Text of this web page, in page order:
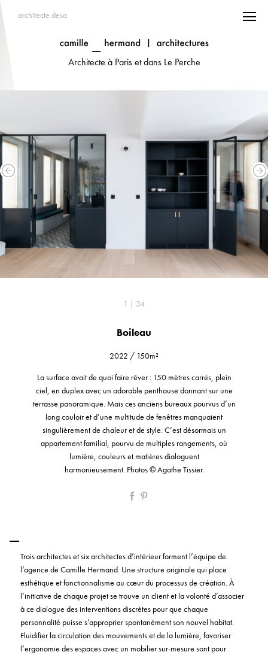
architecte desa
Architecte à Paris et dans Le Perche
1 | 34
Boileau
2022 / 150m²
La surface avait de quoi faire rêver : 150 mètres carrés, plein
ciel, en duplex avec un adorable penthouse donnant sur une
terrasse panoramique. Mais ces anciens bureaux pourvus d’un
long couloir et d’une multitude de fenêtres manquaient
singulièrement de chaleur et de style. C’est désormais un
appartement familial, pourvu de multiples rangements, où
lumière, couleurs et matières dialoguent
harmonieusement. Photos © Agathe Tissier.
Trois architectes et six architectes d’intérieur forment l’équipe de
l’agence de Camille Hermand. Une structure originale qui place
esthétique et fonctionnalisme au cœur du processus de création. À
l’initiative de chaque projet se trouve un client et la volonté d’associer
à ce dialogue des interventions discrètes pour que chaque
personnalité puisse s’approprier spontanément son nouvel habitat.
Fluidifier la circulation des mouvements et de la lumière, favoriser
l’ergonomie des espaces avec un mobilier sur-mesure sont pour